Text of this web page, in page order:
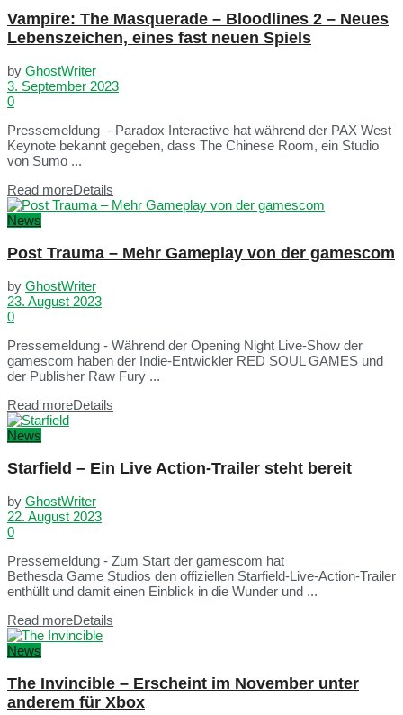
Vampire: The Masquerade – Bloodlines 2 – Neues
Lebenszeichen, eines fast neuen Spiels
by GhostWriter
3. September 2023
0
Pressemeldung - Paradox Interactive hat während der PAX West
Keynote bekannt gegeben, dass The Chinese Room, ein Studio
von Sumo ...
Read moreDetails
News
Post Trauma – Mehr Gameplay von der gamescom
by GhostWriter
23. August 2023
0
Pressemeldung - Während der Opening Night Live-Show der
gamescom haben der Indie-Entwickler RED SOUL GAMES und
der Publisher Raw Fury ...
Read moreDetails
News
Starfield – Ein Live Action-Trailer steht bereit
by GhostWriter
22. August 2023
0
Pressemeldung - Zum Start der gamescom hat
Bethesda Game Studios den offiziellen Starfield-Live-Action-Trailer
enthüllt und damit einen Einblick in die Wunder und ...
Read moreDetails
News
The Invincible – Erscheint im November unter
anderem für Xbox